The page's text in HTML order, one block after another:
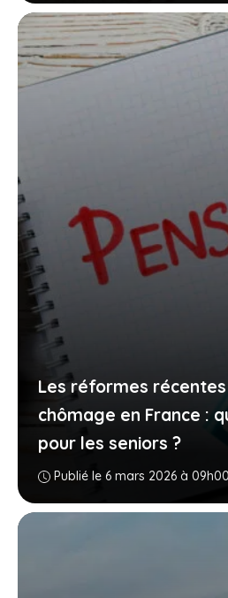
Les réformes
chômage en France :
pour les seniors ?
Publié le 6 mars 2026 à 09h00